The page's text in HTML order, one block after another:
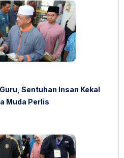
Sentuhan Insan Kekal
Muda Perlis